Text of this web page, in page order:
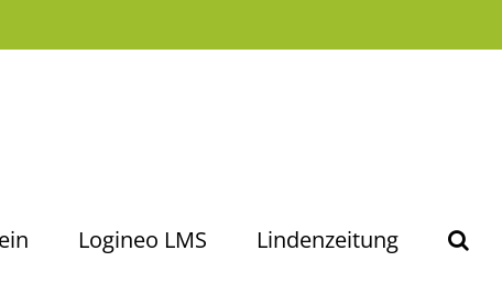
Logineo LMS Lindenzeitung